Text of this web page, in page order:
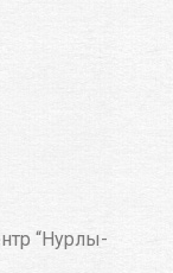
“Нурлы-